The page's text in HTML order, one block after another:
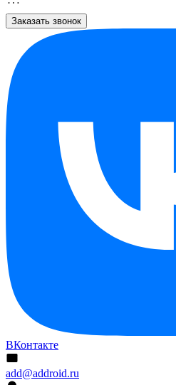
Заказать звонок
ВКонтакте
add@addroid.ru